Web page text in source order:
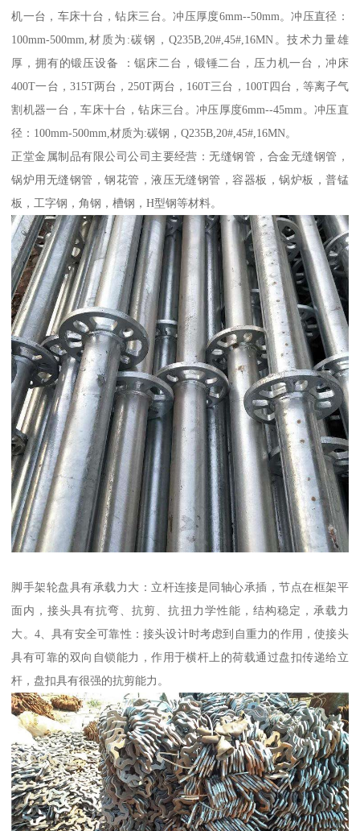
机一台，车床十台，钻床三台。冲压厚度6mm--50mm。冲压直径：
100mm-500mm,材质为:碳钢，Q235B,20#,45#,16MN。技术力量雄
厚，拥有的锻压设备 ：锯床二台，锻锤二台，压力机一台，冲床
400T一台，315T两台，250T两台，160T三台，100T四台，等离子气
割机器一台，车床十台，钻床三台。冲压厚度6mm--45mm。冲压直
径：100mm-500mm,材质为:碳钢，Q235B,20#,45#,16MN。
正堂金属制品有限公司公司主要经营：无缝钢管，合金无缝钢管，
锅炉用无缝钢管，钢花管，液压无缝钢管，容器板，锅炉板，普锰
板，工字钢，角钢，槽钢，H型钢等材料。
脚手架轮盘具有承载力大：立杆连接是同轴心承插，节点在框架平
面内，接头具有抗弯、抗剪、抗扭力学性能，结构稳定，承载力
大。4、具有安全可靠性：接头设计时考虑到自重力的作用，使接头
具有可靠的双向自锁能力，作用于横杆上的荷载通过盘扣传递给立
杆，盘扣具有很强的抗剪能力。